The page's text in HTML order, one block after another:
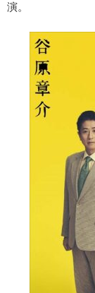
演。